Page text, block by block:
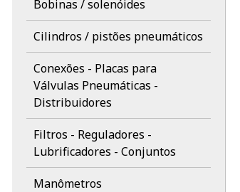
Bobinas / solenóides
Cilindros / pistões pneumáticos
Conexões - Placas para
Válvulas Pneumáticas -
Distribuidores
Filtros - Reguladores -
Lubrificadores - Conjuntos
Manômetros